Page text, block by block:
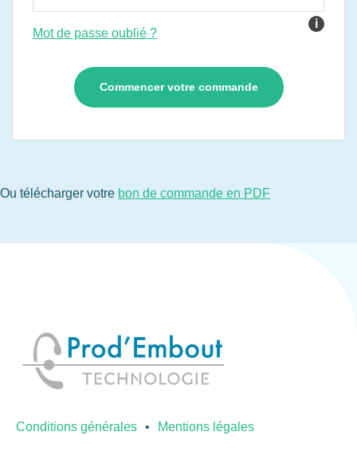
i
Mot de passe oublié ?
Ou télécharger votre bon de commande en PDF
Conditions générales Mentions légales